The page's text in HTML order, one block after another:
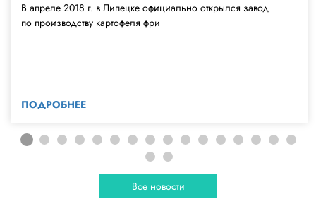
В апреле 2018 г. в Липецке официально открылся завод
по производству картофеля фри
ПОДРОБНЕЕ
Все новости